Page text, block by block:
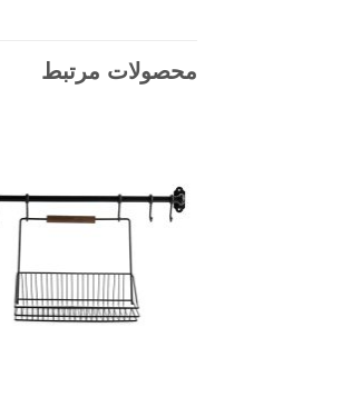
محصولات مرتبط